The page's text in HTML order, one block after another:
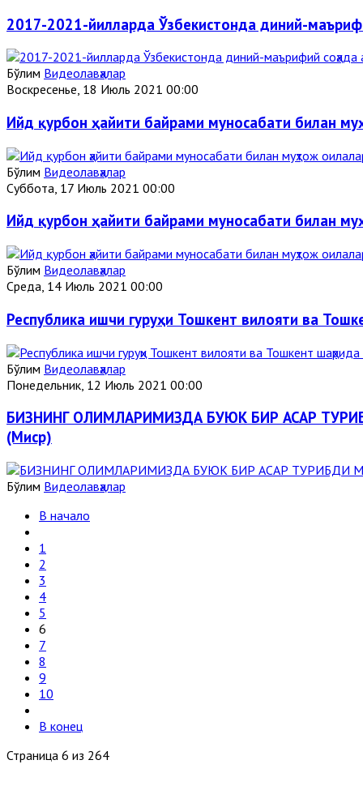
2017-2021-йилларда Ўзбекистонда диний-
Бўлим Видеолавҳалар
Воскресенье, 18 Июль 2021 00:00
Ийд қурбон ҳайити байрами муносабати билан
Бўлим Видеолавҳалар
Суббота, 17 Июль 2021 00:00
Ийд қурбон ҳайити байрами муносабати билан
Бўлим Видеолавҳалар
Среда, 14 Июль 2021 00:00
Республика ишчи гуруҳи Тошкент вилояти ва
Бўлим Видеолавҳалар
Понедельник, 12 Июль 2021 00:00
БИЗНИНГ ОЛИМЛАРИМИЗДА БУЮК БИР АСАР
(Миср)
Бўлим Видеолавҳалар
В начало
1
2
3
4
5
6
7
8
9
10
В конец
Страница 6 из 264